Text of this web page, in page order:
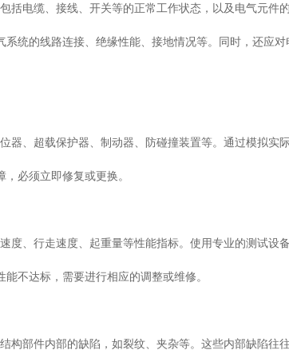
电缆、接线、开关等的正常工作状态，以及电气元件
统的线路连接、绝缘性能、接地情况等。同时，还应对
、超载保护器、制动器、防碰撞装置等。通过模拟实
必须立即修复或更换。
、行走速度、起重量等性能指标。使用专业的测试设
不达标，需要进行相应的调整或维修。
部件内部的缺陷，如裂纹、夹杂等。这些内部缺陷往